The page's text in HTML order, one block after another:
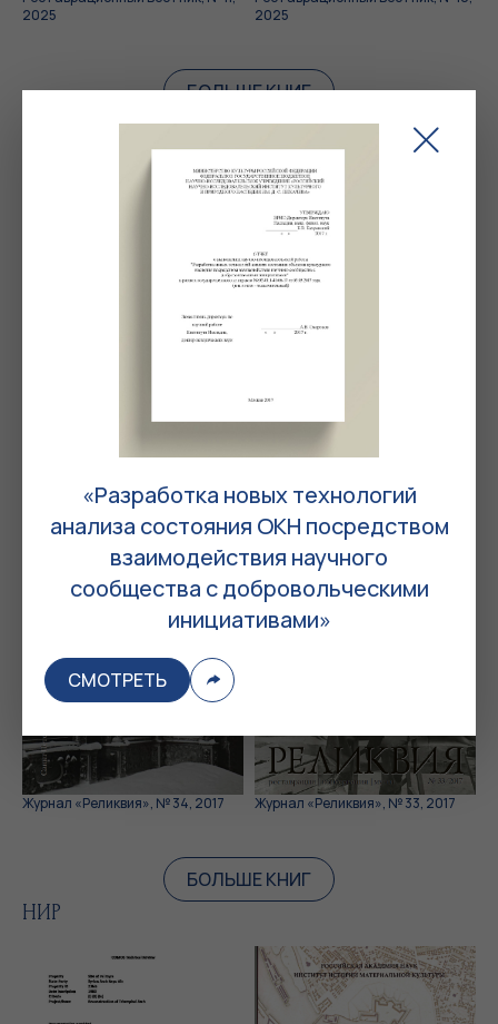
2025
2025
БОЛЬШЕ КНИГ
Журнал «Осознанная реставрация»
Журнал «Реликвия»
Журнал «Реликвия», № 34, 2017 Журнал «Реликвия», № 33, 2017
БОЛЬШЕ КНИГ
НИР
«Разработка новых технологий
анализа состояния ОКН посредством
взаимодействия научного
сообщества с добровольческими
инициативами»
СМОТРЕТЬ